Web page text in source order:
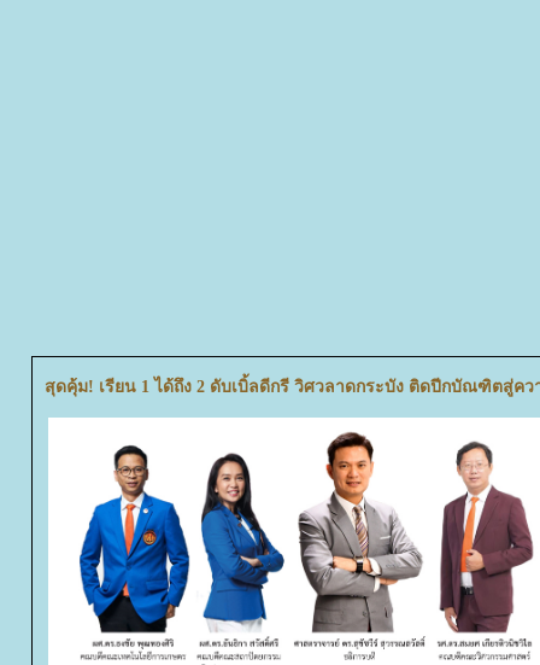
สุดคุ้ม! เรียน 1 ได้ถึง 2 ดับเบิ้ลดีกรี วิศวลาดกระบัง ติดปีกบัณฑิตสู่ค